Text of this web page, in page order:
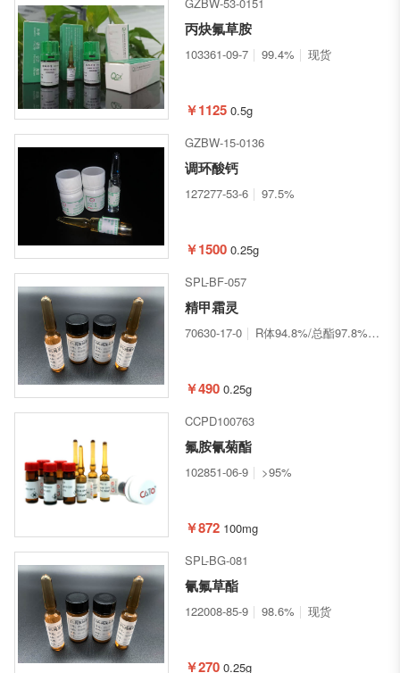
丙炔氟草胺
103361-09-7 99.4% 现货
￥1125 0.5g
GZBW-15-0136
调环酸钙
127277-53-6 97.5%
￥1500 0.25g
SPL-BF-057
精甲霜灵
70630-17-0 R体94.8%/总酯97.8%
￥490 0.25g
CCPD100763
氟胺氰菊酯
102851-06-9 >95%
￥872 100mg
SPL-BG-081
氰氟草酯
122008-85-9 98.6% 现货
￥270 0.25g